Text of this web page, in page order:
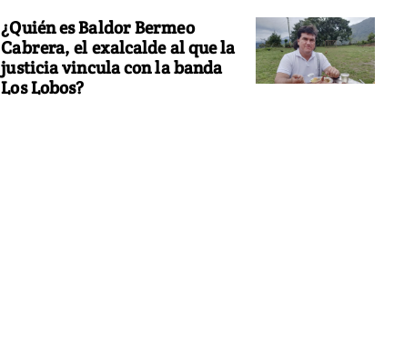
¿Quién es Baldor Bermeo
Cabrera, el exalcalde al que la
justicia vincula con la banda
Los Lobos?